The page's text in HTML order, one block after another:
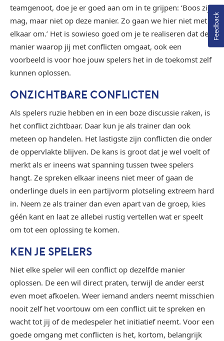
teamgenoot, doe je er goed aan om in te grijpen: ‘Boos zijn
mag, maar niet op deze manier. Zo gaan we hier niet met
elkaar om.’ Het is sowieso goed om je te realiseren dat de
manier waarop jij met conflicten omgaat, ook een
voorbeeld is voor hoe jouw spelers het in de toekomst zelf
kunnen oplossen.
ONZICHTBARE CONFLICTEN
Als spelers ruzie hebben en in een boze discussie raken, is
het conflict zichtbaar. Daar kun je als trainer dan ook
meteen op handelen. Het lastigste zijn conflicten die onder
de oppervlakte blijven. De kans is groot dat je wel voelt of
merkt als er ineens wat spanning tussen twee spelers
hangt. Ze spreken elkaar ineens niet meer of gaan de
onderlinge duels in een partijvorm plotseling extreem hard
in. Neem ze als trainer dan even apart van de groep, kies
géén kant en laat ze allebei rustig vertellen wat er speelt
om tot een oplossing te komen.
KEN JE SPELERS
Niet elke speler wil een conflict op dezelfde manier
oplossen. De een wil direct praten, terwijl de ander eerst
even moet afkoelen. Weer iemand anders neemt misschien
nooit zelf het voortouw om een conflict uit te spreken en
wacht tot jij of de medespeler het initiatief neemt. Voor een
goede omgang met conflicten is het, kortom, belangrijk
Feedback